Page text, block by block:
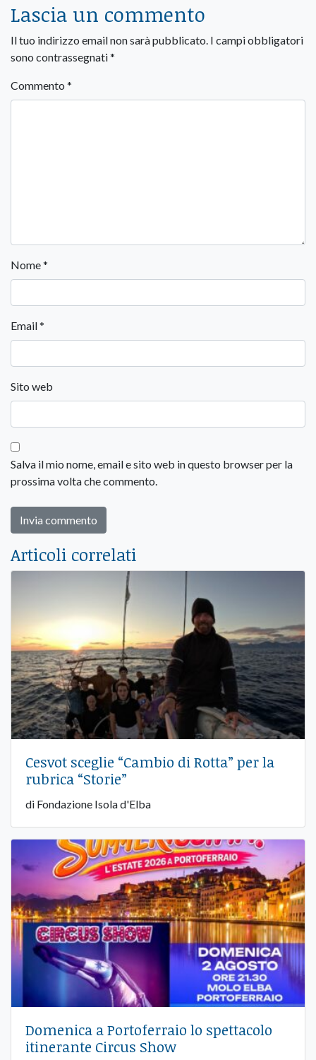
Lascia un commento
Il tuo indirizzo email non sarà pubblicato. I campi obbligatori
sono contrassegnati*
Commento *
Nome*
Email*
Sito web
Salva il mio nome, email e sito web in questo browser per la
prossima volta che commento.
Articoli correlati
Cesvot sceglie “Cambio di Rotta” per la
rubrica “Storie”
di Fondazione Isola d'Elba
Domenica a Portoferraio lo spettacolo
itinerante Circus Show